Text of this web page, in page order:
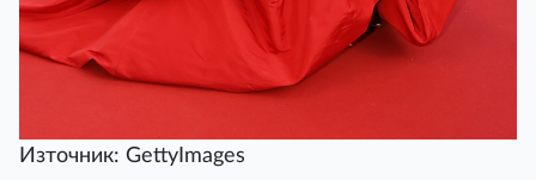
Източник: GettyImages